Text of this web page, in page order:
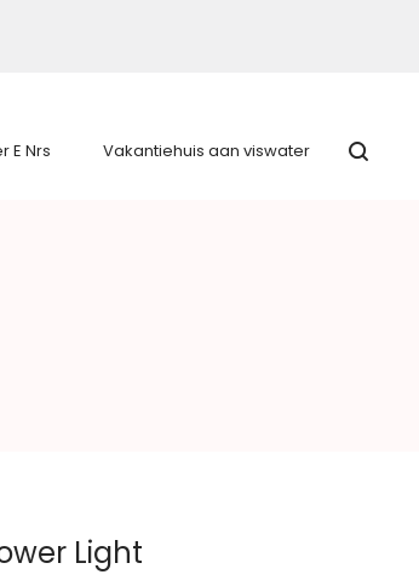
E Nrs Vakantiehuis aan viswater
Light